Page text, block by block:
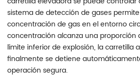
sistema de detección de gases
concentración de gas en el entorno
concentración alcanza una proporción
límite inferior de explosión, la carretilla
finalmente se detiene
operación segura.